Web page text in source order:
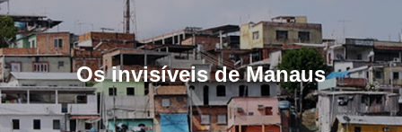
Os invisíveis de Manaus